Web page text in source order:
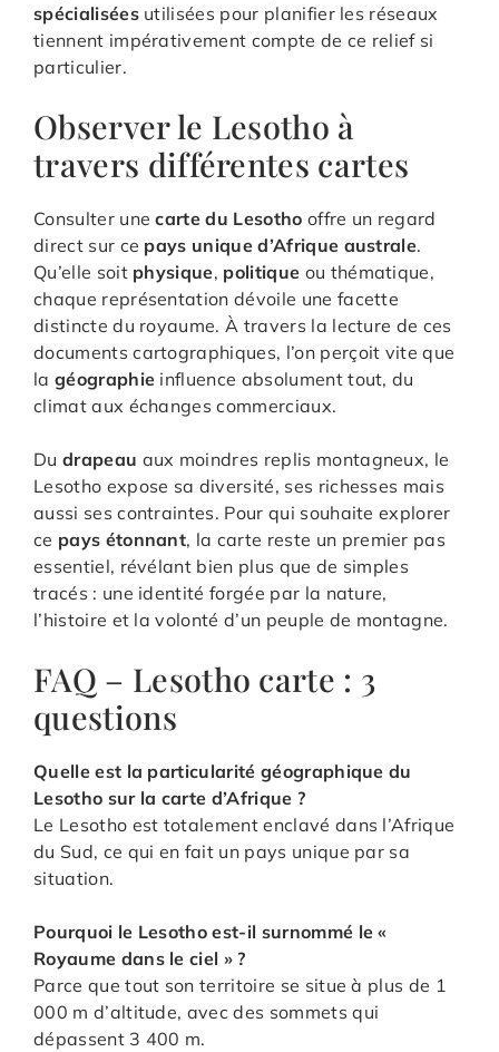
spécialiséesutilisées pour planifier les réseaux
tiennent impérativement compte de ce relief si
particulier.
Observer le Lesotho à
travers différentes cartes
Consulter unecarte du Lesotho offre un regard
direct sur ce pays unique d’Afrique australe.
Qu’elle soit physique, politique ou thématique,
chaque représentation dévoile une facette
distincte du royaume. À travers la lecture de ces
documents cartographiques, l’on perçoit vite que
la géographie influence absolument tout, du
climat aux échanges commerciaux.
Du drapeau aux moindres replis montagneux, le
Lesotho expose sa diversité, ses richesses mais
aussi ses contraintes. Pour qui souhaite explorer
ce pays étonnant, la carte reste un premier pas
essentiel, révélant bien plus que de simples
tracés : une identité forgée par la nature,
l’histoire et la volonté d’un peuple de montagne.
FAQ – Lesotho carte : 3
questions
Quelle est la particularité géographique du
Lesotho sur la carte d’Afrique ?
Le Lesotho est totalement enclavé dans l’Afrique
du Sud, ce qui en fait un pays unique par sa
situation.
Pourquoi le Lesotho est-il surnommé le «
Royaume dans le ciel » ?
Parce que tout son territoire se situe à plus de 1
000 m d’altitude, avec des sommets qui
dépassent 3 400 m.